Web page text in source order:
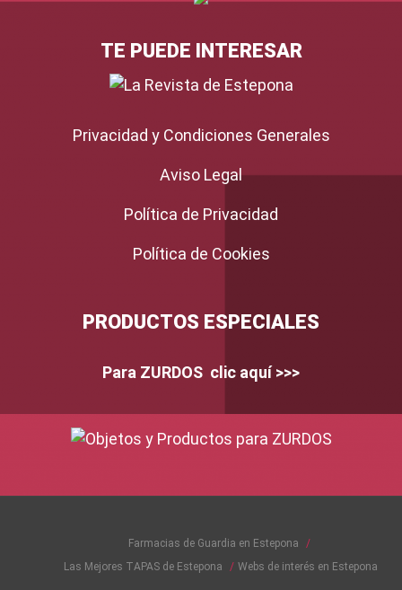
TE PUEDE INTERESAR
Privacidad y Condiciones Generales
Aviso Legal
Política de Privacidad
Política de Cookies
PRODUCTOS ESPECIALES
Para ZURDOS clic aquí >>>
Farmacias de Guardia en Estepona
Las Mejores TAPAS de Estepona
Webs de interés en Estepona